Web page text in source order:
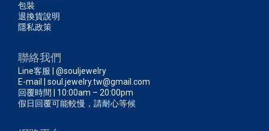
包裝
退換貨說明
隱私政策
聯絡我們
Line客服 | @souljewelry
E-mail | soul.jewelry.tw@gmail.com
回覆時間 | 10:00am – 20:00pm
假日回覆可能較慢，請耐心等候